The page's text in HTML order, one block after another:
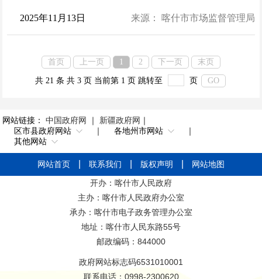
2025年11月13日 来源： 喀什市市场监督管理局
首页 上一页 1 2 下一页 末页
共 21 条 共 3 页 当前第 1 页 跳转至 页 GO
网站链接： 中国政府网 ｜ 新疆政府网 ｜
区市县政府网站
｜ 各地州市网站
｜
其他网站
网站首页 联系我们 版权声明
网站地图
开办：喀什市人民政府
主办：喀什市人民政府办公室
承办：喀什市电子政务管理办公室
地址：喀什市人民东路55号
邮政编码：844000
政府网站标志码6531010001
联系电话：0998-2300620